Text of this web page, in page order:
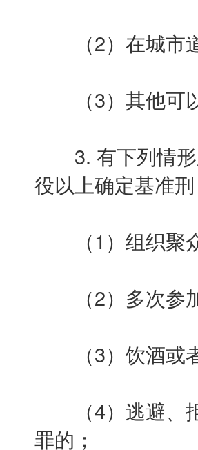
（2）在城市道
（3）其他可
3. 有下列情形
役以上确定基准刑
（1）组织聚
（2）多次参
（3）饮酒或者
（4）逃避、拒
罪的；